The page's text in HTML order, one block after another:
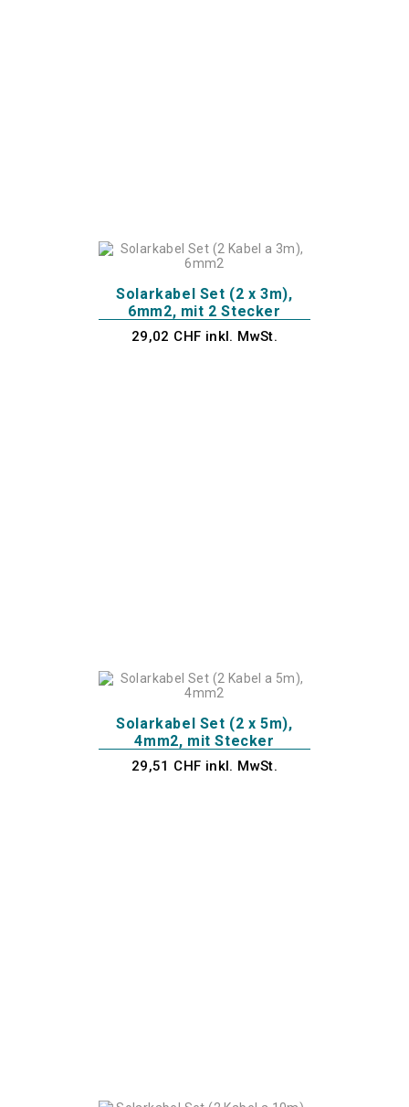
Solarkabel Set (2 x 3m),
6mm2, mit 2 Stecker
29,02 CHF inkl. MwSt.
Solarkabel Set (2 x 5m),
4mm2, mit Stecker
29,51 CHF inkl. MwSt.